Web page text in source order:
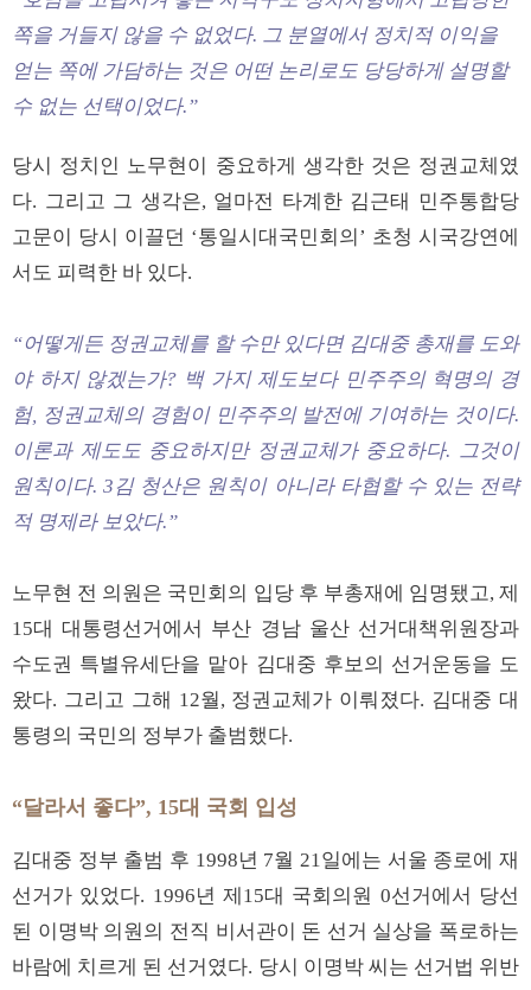
쪽을 거들지 않을 수 없었다. 그 분열에서 정치적 이익을
얻는 쪽에 가담하는 것은 어떤 논리로도 당당하게 설명할
수 없는 선택이었다.”
당시 정치인 노무현이 중요하게 생각한 것은 정권교체였
다. 그리고 그 생각은, 얼마전 타계한 김근태 민주통합당
고문이 당시 이끌던 ‘통일시대국민회의’ 초청 시국강연에
서도 피력한 바 있다.
“어떻게든 정권교체를 할 수만 있다면 김대중 총재를 도와
야 하지 않겠는가? 백 가지 제도보다 민주주의 혁명의 경
험, 정권교체의 경험이 민주주의 발전에 기여하는 것이다.
이론과 제도도 중요하지만 정권교체가 중요하다. 그것이
원칙이다. 3김 청산은 원칙이 아니라 타협할 수 있는 전략
적 명제라 보았다.”
노무현 전 의원은 국민회의 입당 후 부총재에 임명됐고, 제
15대 대통령선거에서 부산 경남 울산 선거대책위원장과
수도권 특별유세단을 맡아 김대중 후보의 선거운동을 도
왔다. 그리고 그해 12월, 정권교체가 이뤄졌다. 김대중 대
통령의 국민의 정부가 출범했다.
“달라서 좋다”, 15대 국회 입성
김대중 정부 출범 후 1998년 7월 21일에는 서울 종로에 재
선거가 있었다. 1996년 제15대 국회의원 0선거에서 당선
된 이명박 의원의 전직 비서관이 돈 선거 실상을 폭로하는
바람에 치르게 된 선거였다. 당시 이명박 씨는 선거법 위반